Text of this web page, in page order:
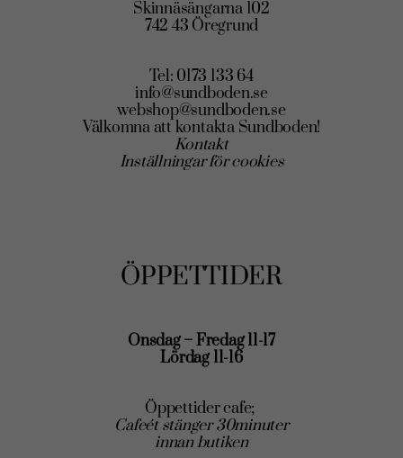
Skinnäsängarna 102
742 43 Öregrund
Tel: 0173 133 64
info@sundboden.se
webshop@sundboden.se
Välkomna att kontakta Sundboden!
Kontakt
Inställningar för cookies
ÖPPETTIDER
Onsdag – Fredag 11-17
Lördag 11-16
Öppettider cafe;
Cafeét stänger 30minuter
innan butiken